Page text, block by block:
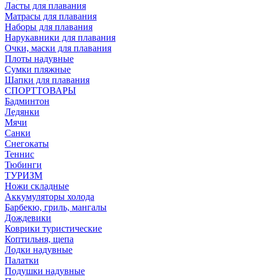
Ласты для плавания
Матрасы для плавания
Наборы для плавания
Нарукавники для плавания
Очки, маски для плавания
Плоты надувные
Сумки пляжные
Шапки для плавания
СПОРТТОВАРЫ
Бадминтон
Ледянки
Мячи
Санки
Снегокаты
Теннис
Тюбинги
ТУРИЗМ
Ножи складные
Аккумуляторы холода
Барбекю, гриль, мангалы
Дождевики
Коврики туристические
Коптильня, щепа
Лодки надувные
Палатки
Подушки надувные